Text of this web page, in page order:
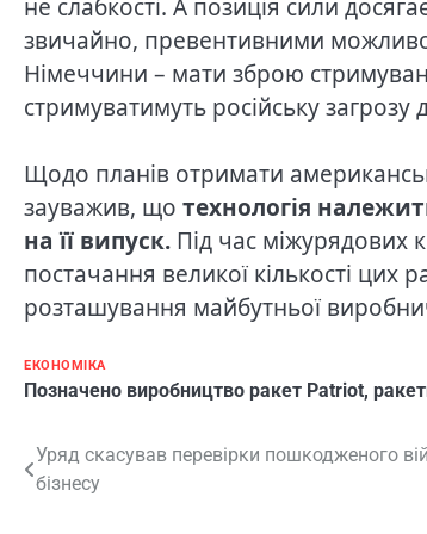
не слабкості. А позиція сили
звичайно, превентивними
Німеччини – мати зброю
стримуватимуть російську
Щодо планів отримати
зауважив, що технологія
на її випуск. Під час міжурядових
постачання великої кількості
розташування майбутньої
ЕКОНОМІКА
Позначено виробництво ракет Patriot,
Навігація
записів
Уряд скасував перевірки пошкодженого
бізнесу